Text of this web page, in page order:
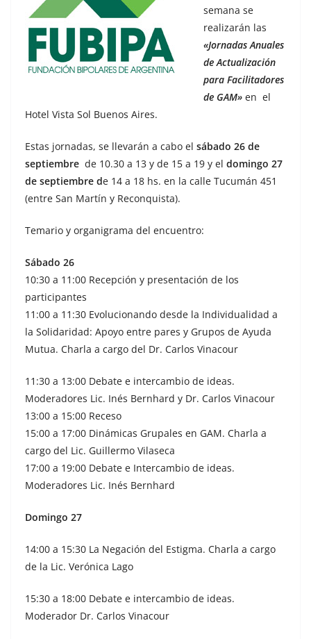
semana se
realizarán las
«Jornadas Anuales
de Actualización
para Facilitadores
de GAM» en el
Hotel Vista Sol Buenos Aires.
Estas jornadas, se llevarán a cabo el sábado 26 de
septiembre de 10.30 a 13 y de 15 a 19 y el domingo 27
de septiembre de 14 a 18 hs. en la calle Tucumán 451
(entre San Martín y Reconquista).
Temario y organigrama del encuentro:
Sábado 26
10:30 a 11:00 Recepción y presentación de los
participantes
11:00 a 11:30 Evolucionando desde la Individualidad a
la Solidaridad: Apoyo entre pares y Grupos de Ayuda
Mutua. Charla a cargo del Dr. Carlos Vinacour
11:30 a 13:00 Debate e intercambio de ideas.
Moderadores Lic. Inés Bernhard y Dr. Carlos Vinacour
13:00 a 15:00 Receso
15:00 a 17:00 Dinámicas Grupales en GAM. Charla a
cargo del Lic. Guillermo Vilaseca
17:00 a 19:00 Debate e Intercambio de ideas.
Moderadores Lic. Inés Bernhard
Domingo 27
14:00 a 15:30 La Negación del Estigma. Charla a cargo
de la Lic. Verónica Lago
15:30 a 18:00 Debate e intercambio de ideas.
Moderador Dr. Carlos Vinacour